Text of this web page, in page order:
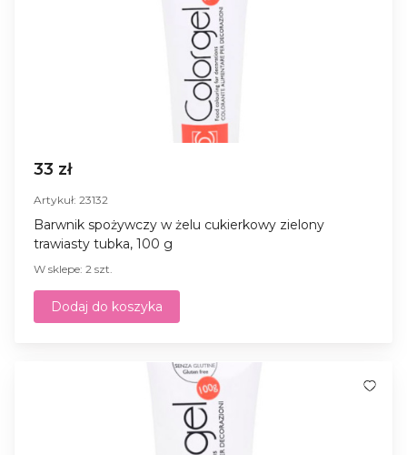
33 zł
Artykuł: 23132
Barwnik spożywczy w żelu cukierkowy zielony
trawiasty tubka, 100 g
W sklepe: 2 szt.
Dodaj do koszyka